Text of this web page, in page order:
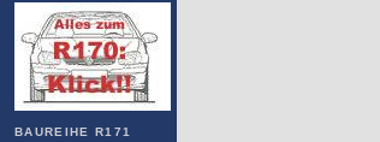
BAUREIHE R171